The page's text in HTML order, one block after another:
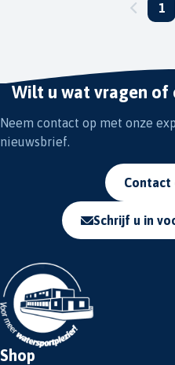
1
Wilt u wat vragen of
Neem contact op met onze
nieuwsbrief.
Contact
Schrijf u in
Shop